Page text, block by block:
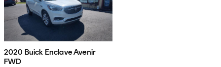
2020 Buick Enclave Avenir
FWD